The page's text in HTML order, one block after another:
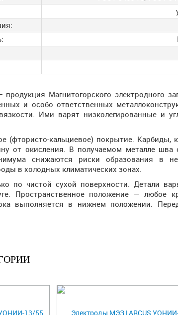
Магнитогорского электродного
и особо ответственных
Ими варят низколегированные и
(фтористо-кальциевое) покрытие. Карбиды,
от окисления. В получаемом металле шва
снижаются риски образования в
в холодных климатических зонах.
по чистой сухой поверхности. Детали
Пространственное положение — любое
выполняется в нижнем положении.